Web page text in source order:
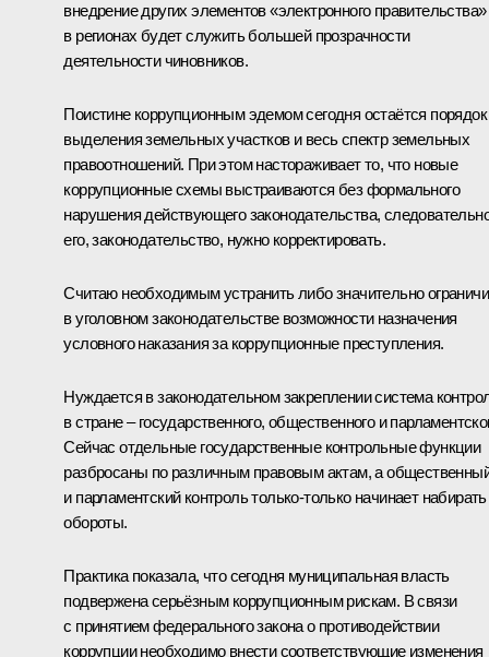
внедрение других элементов «электронного правительства»
в регионах будет служить большей прозрачности
деятельности чиновников.
Поистине коррупционным эдемом сегодня остаётся порядок
выделения земельных участков и весь спектр земельных
правоотношений. При этом настораживает то, что новые
коррупционные схемы выстраиваются без формального
нарушения действующего законодательства,
его, законодательство, нужно корректировать.
Считаю необходимым устранить либо значительно
в уголовном законодательстве возможности назначения
условного наказания за коррупционные преступления.
Нуждается в законодательном закреплении система
в стране – государственного, общественного и
Сейчас отдельные государственные контрольные функции
разбросаны по различным правовым актам, а
и парламентский контроль только-только начинает набирать
обороты.
Практика показала, что сегодня муниципальная власть
подвержена серьёзным коррупционным рискам. В связи
с принятием федерального закона о противодействии
коррупции необходимо внести соответствующие изменения